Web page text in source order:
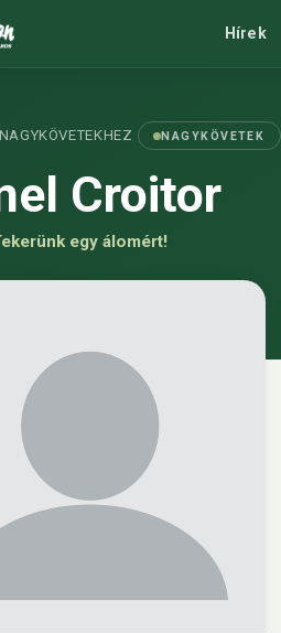
Hírek
NAGYKÖVETEK
Croitor
egy álomért!